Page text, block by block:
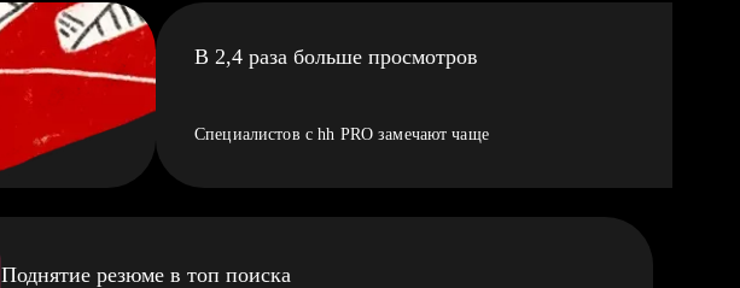
В 2,4 раза больше просмотров
Специалистов с hh PRO замечают чаще
Поднятие резюме в топ поиска